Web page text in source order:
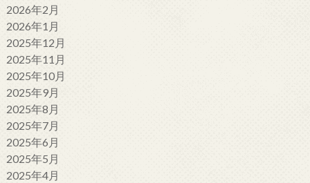
2026年2月
2026年1月
2025年12月
2025年11月
2025年10月
2025年9月
2025年8月
2025年7月
2025年6月
2025年5月
2025年4月